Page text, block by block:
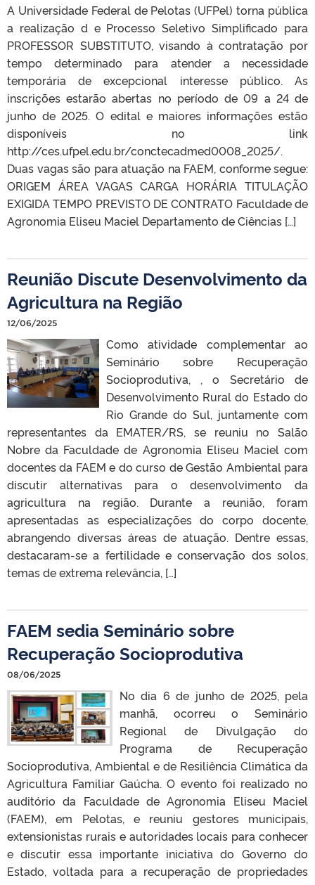
A Universidade Federal de Pelotas (UFPel) torna pública
a realização d e Processo Seletivo Simplificado para
PROFESSOR SUBSTITUTO, visando à contratação por
tempo determinado para atender a necessidade
temporária de excepcional interesse público. As
inscrições estarão abertas no período de 09 a 24 de
junho de 2025. O edital e maiores informações estão
disponíveis no link
http://ces.ufpel.edu.br/conctecadmed0008_2025/.
Duas vagas são para atuação na FAEM, conforme segue:
ORIGEM ÁREA VAGAS CARGA HORÁRIA TITULAÇÃO
EXIGIDA TEMPO PREVISTO DE CONTRATO Faculdade de
Agronomia Eliseu Maciel Departamento de Ciências […]
Reunião Discute Desenvolvimento da
Agricultura na Região
12/06/2025
Como atividade complementar ao
Seminário sobre Recuperação
Socioprodutiva, , o Secretário de
Desenvolvimento Rural do Estado do
Rio Grande do Sul, juntamente com
representantes da EMATER/RS, se reuniu no Salão
Nobre da Faculdade de Agronomia Eliseu Maciel com
docentes da FAEM e do curso de Gestão Ambiental para
discutir alternativas para o desenvolvimento da
agricultura na região. Durante a reunião, foram
apresentadas as especializações do corpo docente,
abrangendo diversas áreas de atuação. Dentre essas,
destacaram-se a fertilidade e conservação dos solos,
temas de extrema relevância, […]
FAEM sedia Seminário sobre
Recuperação Socioprodutiva
08/06/2025
No dia 6 de junho de 2025, pela
manhã, ocorreu o Seminário
Regional de Divulgação do
Programa de Recuperação
Socioprodutiva, Ambiental e de Resiliência Climática da
Agricultura Familiar Gaúcha. O evento foi realizado no
auditório da Faculdade de Agronomia Eliseu Maciel
(FAEM), em Pelotas, e reuniu gestores municipais,
extensionistas rurais e autoridades locais para conhecer
e discutir essa importante iniciativa do Governo do
Estado, voltada para a recuperação de propriedades